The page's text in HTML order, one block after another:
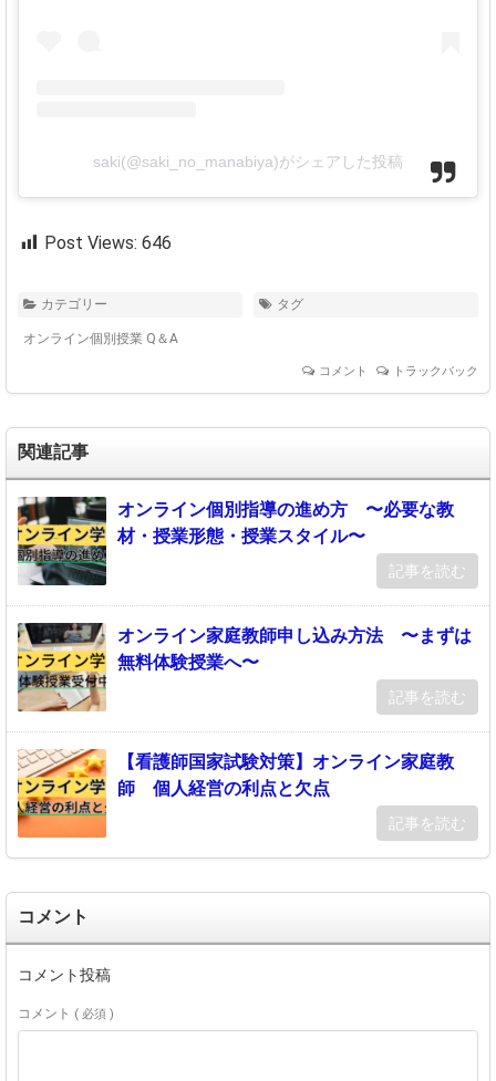
saki(@saki_no_manabiya)がシェアした投稿
Post Views: 646
カテゴリー
オンライン個別授業 Q＆A
タグ
コメント トラックバック
関連記事
オンライン個別指導の進め方 〜必要な教
材・授業形態・授業スタイル〜
記事を読む
オンライン家庭教師申し込み方法 〜まずは
無料体験授業へ〜
記事を読む
【看護師国家試験対策】オンライン家庭教
師 個人経営の利点と欠点
記事を読む
コメント
コメント投稿
コメント ( 必須 )